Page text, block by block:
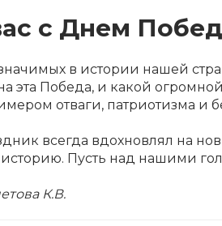
с Днем
в истории нашей
эта Победа, и какой
отваги, патриотизма и
всегда вдохновлял на
Пусть над нашими
К.В.